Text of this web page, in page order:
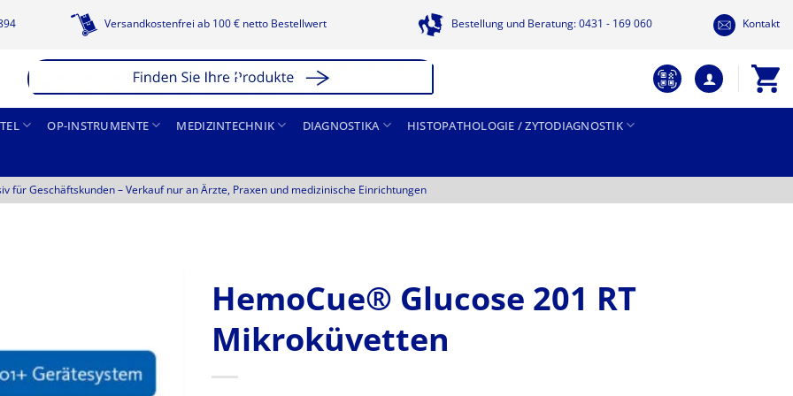
Versandkostenfrei ab 100 € netto Bestellwert Bestellung und Beratung: 0431 - 169 060 Kontakt
OP-INSTRUMENTE MEDIZINTECHNIK DIAGNOSTIKA HISTOPATHOLOGIE / ZYTODIAGNOSTIK
für Geschäftskunden –Verkauf nur an Ärzte, Praxen und medizinische Einrichtungen
HemoCue® Glucose 201 RT
Mikroküvetten